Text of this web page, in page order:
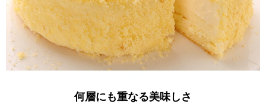
何層にも重なる美味しさ